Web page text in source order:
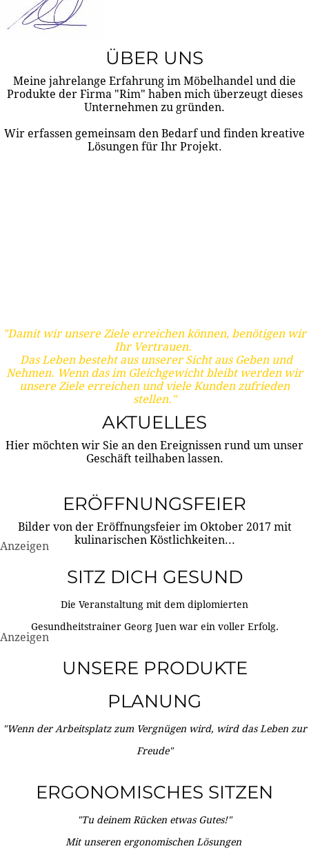
ÜBER UNS
Meine jahrelange Erfahrung im Möbelhandel und die
Produkte der Firma "Rim" haben mich überzeugt dieses
Unternehmen zu gründen.
Wir erfassen gemeinsam den Bedarf und finden kreative
Lösungen für Ihr Projekt.
"Damit wir unsere Ziele erreichen können, benötigen wir
Ihr Vertrauen.
Das Leben besteht aus unserer Sicht aus Geben und
Nehmen. Wenn das im Gleichgewicht bleibt werden wir
unsere Ziele erreichen und viele Kunden zufrieden
stellen."
AKTUELLES
Hier möchten wir Sie an den Ereignissen rund um unser
Geschäft teilhaben lassen.
ERÖFFNUNGSFEIER
Bilder von der Eröffnungsfeier im Oktober 2017 mit
kulinarischen Köstlichkeiten...
Anzeigen
SITZ DICH GESUND
Die Veranstaltung mit dem diplomierten
Gesundheitstrainer Georg Juen war ein voller Erfolg.
Anzeigen
UNSERE PRODUKTE
PLANUNG
"Wenn der Arbeitsplatz zum Vergnügen wird, wird das Leben zur
Freude"
ERGONOMISCHES SITZEN
"Tu deinem Rücken etwas Gutes!"
Mit unseren ergonomischen Lösungen